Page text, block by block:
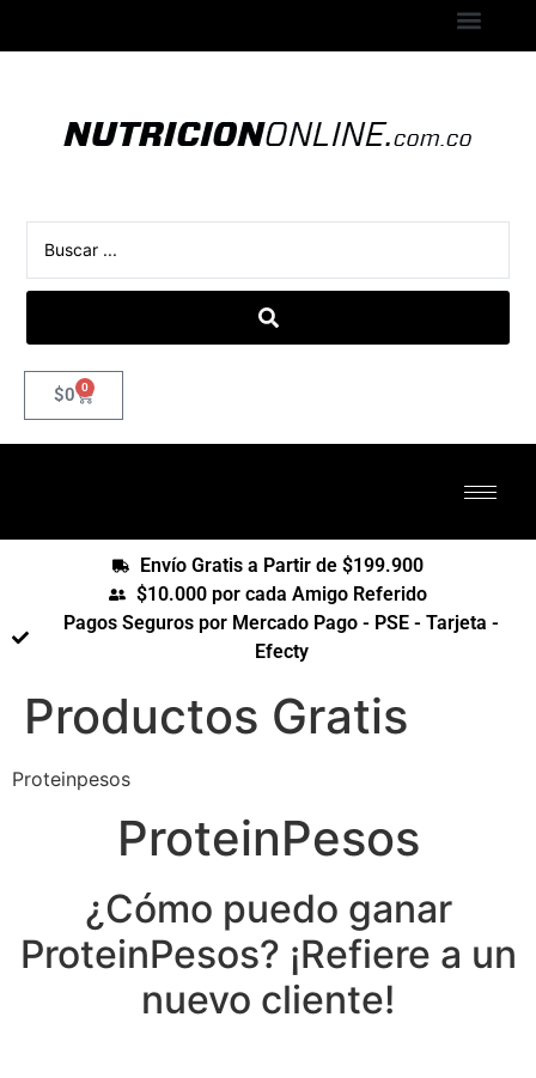
$0 0
Envío Gratis a Partir de $199.900
$10.000 por cada Amigo Referido
Pagos Seguros por Mercado Pago - PSE - Tarjeta -
Efecty
Productos Gratis
Proteinpesos
ProteinPesos
¿Cómo puedo ganar
ProteinPesos? ¡Refiere a un
nuevo cliente!